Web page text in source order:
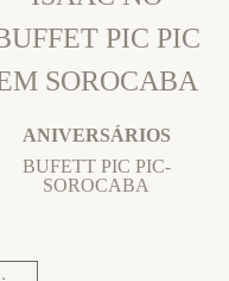
PIC PIC
SOROCABA
ANIVERSÁRIOS
BUFETT PIC PIC-
SOROCABA